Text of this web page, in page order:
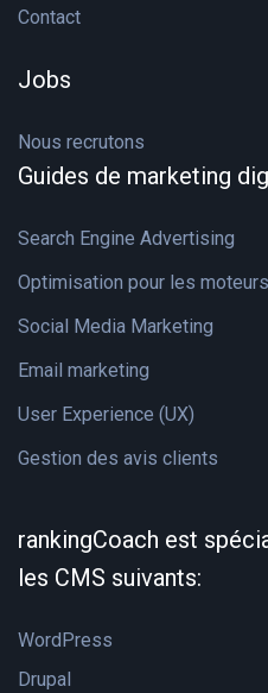
Contact
Jobs
Nous recrutons
Guides de marketing
Search Engine Advertising
Optimisation pour les
Social Media Marketing
Email marketing
User Experience (UX)
Gestion des avis clients
rankingCoach est
les CMS suivants:
WordPress
Drupal